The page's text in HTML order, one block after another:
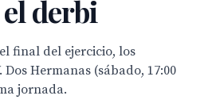
derbi
final del ejercicio, los
Hermanas (sábado, 17:00
jornada.